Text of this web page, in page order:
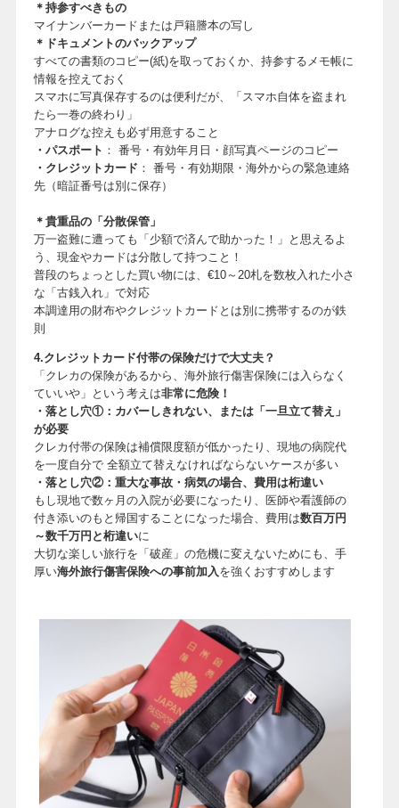
＊持参すべきもの
マイナンバーカードまたは戸籍謄本の写し
＊ドキュメントのバックアップ
すべての書類のコピー(紙)を取っておくか、持参するメモ帳に
情報を控えておく
スマホに写真保存するのは便利だが、「スマホ自体を盗まれ
たら一巻の終わり」
アナログな控えも必ず用意すること
・パスポート ： 番号・有効年月日・顔写真ページのコピー
・クレジットカード ： 番号・有効期限・海外からの緊急連絡
先（暗証番号は別に保存）
＊貴重品の「分散保管」
万一盗難に遭っても「少額で済んで助かった！」と思えるよ
う、現金やカードは分散して持つこと！
普段のちょっとした買い物には、€10～20札を数枚入れた小さ
な「古銭入れ」で対応
本調達用の財布やクレジットカードとは別に携帯するのが鉄
則
4.クレジットカード付帯の保険だけで大丈夫？
「クレカの保険があるから、海外旅行傷害保険には入らなく
ていいや」という考えは非常に危険！
・落とし穴①：カバーしきれない、または「一旦立て替え」
が必要
クレカ付帯の保険は補償限度額が低かったり、現地の病院代
を一度自分で 全額立て替えなければならないケースが多い
・落とし穴②：重大な事故・病気の場合、費用は桁違い
もし現地で数ヶ月の入院が必要になったり、医師や看護師の
付き添いのもと帰国することになった場合、費用は数百万円
～数千万円と桁違いに
大切な楽しい旅行を「破産」の危機に変えないためにも、手
厚い海外旅行傷害保険への事前加入 を強くおすすめします